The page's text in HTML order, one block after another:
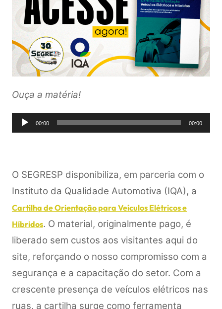
Ouça a matéria!
Tocador
de
00:00 00:00
O SEGRESP disponibiliza, em parceria com o
Instituto da Qualidade Automotiva (IQA), a
Cartilha de Orientação para Veículos Elétricos e
Híbridos. O material, originalmente pago, é
liberado sem custos aos visitantes aqui do
site, reforçando o nosso compromisso com a
segurança e a capacitação do setor. Com a
crescente presença de veículos elétricos nas
ruas, a cartilha surge como ferramenta